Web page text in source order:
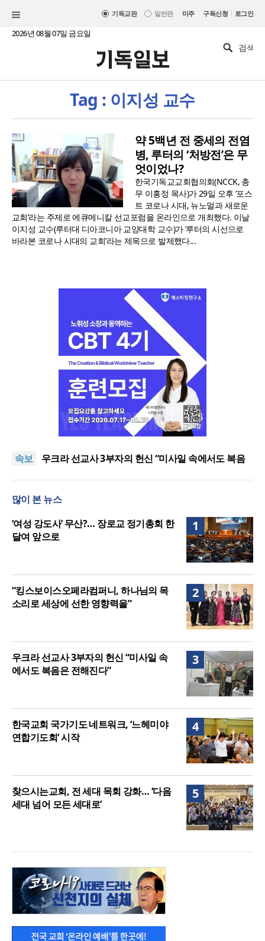
기독교판 일반판 미주 구독신청 | 로그인
2026년 08월 07일 금요일
Tag : 이지성 교수
약 5백년 전 중세의 전염
병, 루터의 ‘처방전’은 무
엇이었나?
한국기독교교회협의회(NCCK, 총
무 이홍정 목사)가 29일 오후 ‘포스
트 코로나 시대, 뉴노멀과 새로운
교회’라는 주제로 에큐메니칼 선교포럼을 온라인으로 개최했다. 이날
이지성 교수(루터대 디아코니아 교양대학 교수)가 ‘루터의 시선으로
바라본 코로나 시대의 교회’라는 제목으로 발제했다...
속보
[최원호 목사의 영혼의 양식 63] 말씀은 같은데 왜 열
우크라 선교사 3부자의 헌신 “미사일 속에서도 복음
강력 반발
[최원호 목사의 영혼의 양식 63] 말씀은 같은데 왜 열
美 이민구금센터에 억류됐던 한인 목회자 석방돼
많이 본 뉴스
1
‘여성 강도사’ 무산?… 장로교 정기총회 한
달여 앞으로
2
“킹스보이스오페라컴퍼니, 하나님의 목
소리로 세상에 선한 영향력을”
3
우크라 선교사 3부자의 헌신 “미사일 속
에서도 복음은 전해진다”
4
한국교회 국가기도 네트워크, ‘느헤미야
연합기도회’ 시작
5
찾으시는교회, 전 세대 목회 강화… ‘다음
세대 넘어 모든 세대로’